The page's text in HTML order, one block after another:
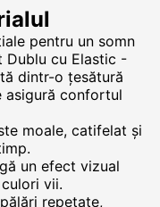
pentru un somn
Dublu cu Elastic -
dintr-o țesătură
asigură confortul
moale, catifelat și
un efect vizual
vii.
repetate,